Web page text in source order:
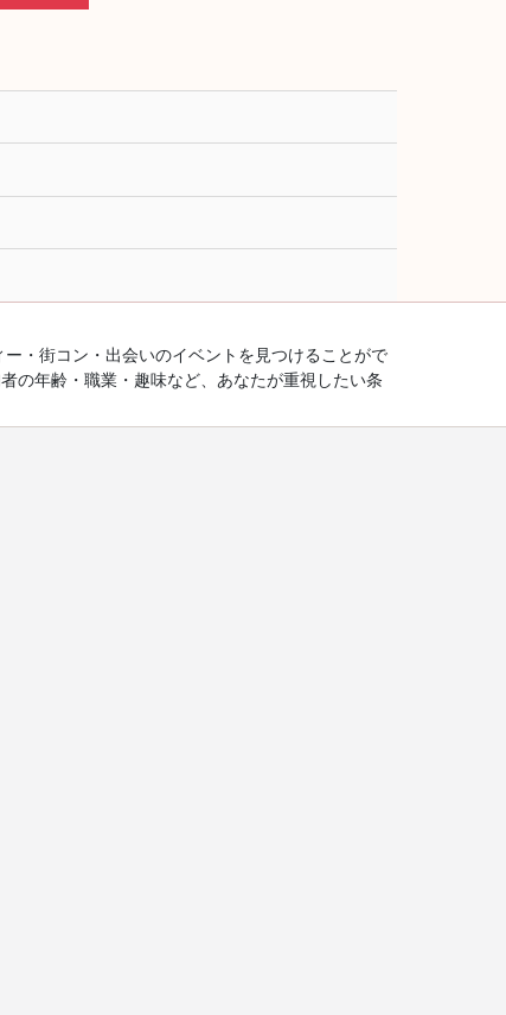
・街コン・出会いのイベントを見つけることがで
の年齢・職業・趣味など、あなたが重視したい条